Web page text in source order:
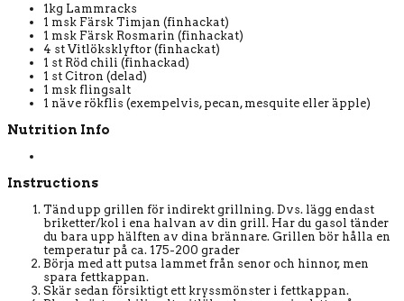
1kg Lammracks
1 msk Färsk Timjan (finhackat)
1 msk Färsk Rosmarin (finhackat)
4 st Vitlöksklyftor (finhackat)
1 st Röd chili (finhackad)
1 st Citron (delad)
1 msk flingsalt
1 näve rökflis (exempelvis, pecan, mesquite eller äpple)
Nutrition Info
Instructions
Tänd upp grillen för indirekt grillning. Dvs. lägg endast
briketter/kol i ena halvan av din grill. Har du gasol tänder
du bara upp hälften av dina brännare. Grillen bör hålla en
temperatur på ca. 175-200 grader
Börja med att putsa lammet från senor och hinnor, men
spara fettkappan.
Skär sedan försiktigt ett kryssmönster i fettkappan.